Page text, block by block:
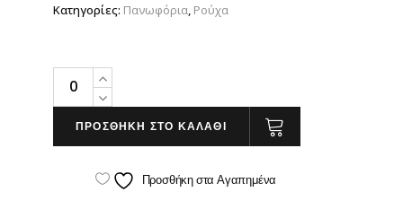
Κατηγορίες: Πανωφόρια Ρούχα
Sol's
quantity
ΠΡΟΣΘΗΚΗ ΣΤΟ ΚΑΛΑΘΙ
Προσθήκη στα Αγαπημένα